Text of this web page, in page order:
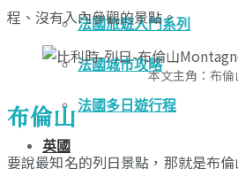
法國旅遊入門系列
法國城市攻略
法國多日遊行程
英國
程、沒有入內參觀的景點。
本文主角：布倫
布倫山
要說最知名的列日景點，那就是布倫